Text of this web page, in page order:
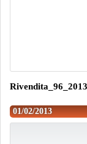
Rivendita_96_2013
01/02/2013